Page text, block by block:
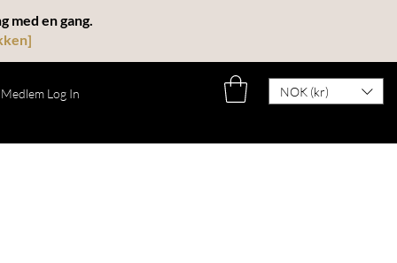
med en gang.
]
Medlem Log In NOK (kr)